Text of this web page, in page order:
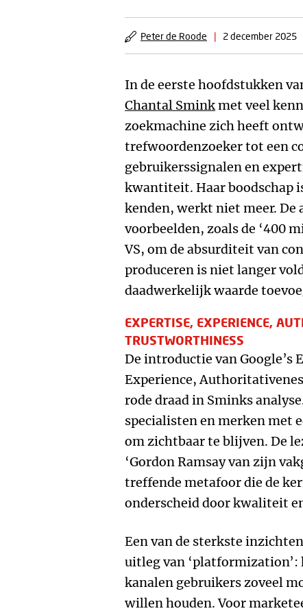
Peter de Roode | 2 december 2025
In de eerste hoofdstukken
Chantal Sminkmet veel
zoekmachine zich heeft
trefwoordenzoeker tot een
gebruikerssignalen en
kwantiteit. Haar boodschap
kenden, werkt niet meer. De
voorbeelden, zoals de ‘400
VS, om de absurditeit van
produceren is niet langer
daadwerkelijk waarde
EXPERTISE, EXPERIENCE,
TRUSTWORTHINESS
De introductie van Google’s
Experience,
rode draad in Sminks
specialisten en merken met
om zichtbaar te blijven. De
‘Gordon Ramsay van zijn
treffende metafoor die de
onderscheid door kwaliteit
Een van de sterkste
uitleg van ‘platformization’:
kanalen gebruikers zoveel
willen houden. Voor